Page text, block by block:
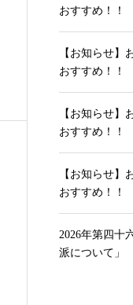
おすすめ！！
【お知らせ】
おすすめ！！
【お知らせ】
おすすめ！！
【お知らせ】
おすすめ！！
2026年第四十
派について」